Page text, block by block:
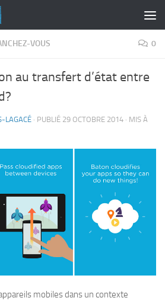
VOUS 0
au transfert d’état entre
LAGACÉ · PUBLIÉ 29 OCTOBRE 2014 · MIS À
mobiles dans un contexte